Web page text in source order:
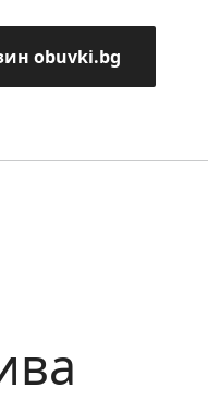
obuvki.bg